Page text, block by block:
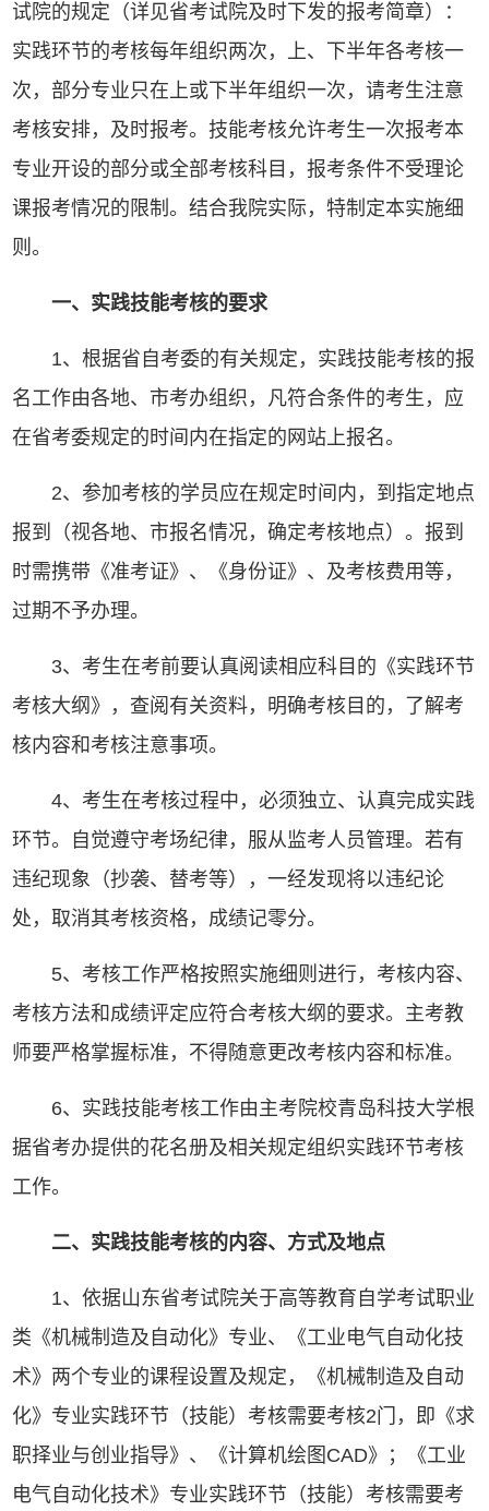
试院的规定（详见省考试院及时下发的报考简章）：
实践环节的考核每年组织两次，上、下半年各考核一
次，部分专业只在上或下半年组织一次，请考生注意
考核安排，及时报考。技能考核允许考生一次报考本
专业开设的部分或全部考核科目，报考条件不受理论
课报考情况的限制。结合我院实际，特制定本实施细
则。
一、实践技能考核的要求
1、根据省自考委的有关规定，实践技能考核的报
名工作由各地、市考办组织，凡符合条件的考生，应
在省考委规定的时间内在指定的网站上报名。
2、参加考核的学员应在规定时间内，到指定地点
报到（视各地、市报名情况，确定考核地点）。报到
时需携带《准考证》、《身份证》、及考核费用等，
过期不予办理。
3、考生在考前要认真阅读相应科目的《实践环节
考核大纲》，查阅有关资料，明确考核目的，了解考
核内容和考核注意事项。
4、考生在考核过程中，必须独立、认真完成实践
环节。自觉遵守考场纪律，服从监考人员管理。若有
违纪现象（抄袭、替考等），一经发现将以违纪论
处，取消其考核资格，成绩记零分。
5、考核工作严格按照实施细则进行，考核内容、
考核方法和成绩评定应符合考核大纲的要求。主考教
师要严格掌握标准，不得随意更改考核内容和标准。
6、实践技能考核工作由主考院校青岛科技大学根
据省考办提供的花名册及相关规定组织实践环节考核
工作。
二、实践技能考核的内容、方式及地点
1、依据山东省考试院关于高等教育自学考试职业
类《机械制造及自动化》专业、《工业电气自动化技
术》两个专业的课程设置及规定，《机械制造及自动
化》专业实践环节（技能）考核需要考核2门，即《求
职择业与创业指导》、《计算机绘图CAD》；《工业
电气自动化技术》专业实践环节（技能）考核需要考